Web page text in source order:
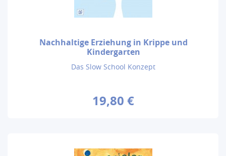
Nachhaltige Erziehung in Krippe und
Kindergarten
Das Slow School Konzept
19,80 €